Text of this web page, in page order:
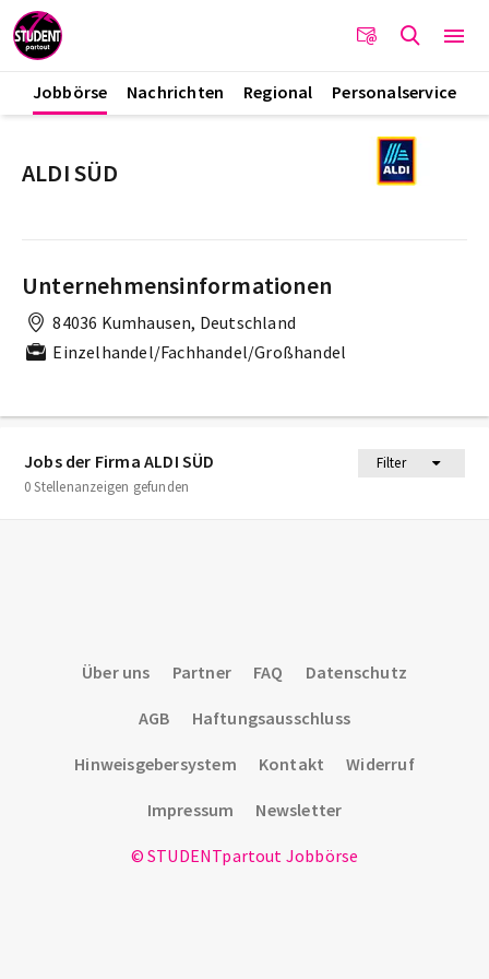
Jobbörse Nachrichten Regional Personalservice
Jobs der Firma ALDI SÜD
Filter
0 Stellenanzeigen gefunden
ALDI SÜD
Unternehmensinformationen
84036 Kumhausen, Deutschland
Einzelhandel/Fachhandel/Großhandel
Über uns Partner FAQ Datenschutz
AGB Haftungsausschluss
Hinweisgebersystem Kontakt Widerruf
Impressum Newsletter
© STUDENTpartout Jobbörse